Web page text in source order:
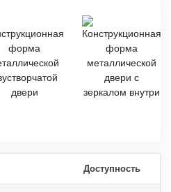
Доступность